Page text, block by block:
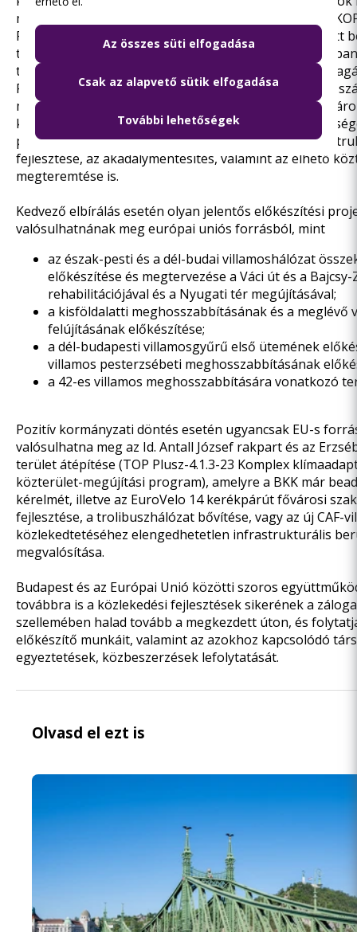
mellett, ezért közösen készítette elő a TOP Plusz, az
RRF-pályázatokhoz a szakmai tartalmat, illetve nyújtott
támogatási kérelmeket. Ezek elbírálása még
támogatási szerződések megkötése egyelőre várat
Pedig ezekben – az előző ciklushoz hasonlóan – nagy
meg a Budapesti Mobilitási Tervben (BMT) is
közlekedés- és városfejlesztési célok eléréséhez
projektek, és nagy hangsúlyt kap a kerékpáros
fejlesztése, az akadálymentesítés, valamint az élhető
megteremtése is.
Kedvező elbírálás esetén olyan jelentős előkészítési
valósulhatnának meg európai uniós forrásból, mint
az észak-pesti és a dél-budai villamoshálózat
előkészítése és megtervezése a Váci út és a
rehabilitációjával és a Nyugati tér megújításával;
a kisföldalatti meghosszabbításának és a meglévő
felújításának előkészítése;
a dél-budapesti villamosgyűrű első ütemének
villamos pesterzsébeti meghosszabbításának
a 42-es villamos meghosszabbítására vonatkozó
Pozitív kormányzati döntés esetén ugyancsak EU-s
valósulhatna meg az Id. Antall József rakpart és az
terület átépítése (TOP Plusz-4.1.3-23 Komplex
közterület-megújítási program), amelyre a BKK már
kérelmét, illetve az EuroVelo 14 kerékpárút fővárosi
fejlesztése, a trolibuszhálózat bővítése, vagy az új CAF-
közlekedtetéséhez elengedhetetlen infrastrukturális
megvalósítása.
Budapest és az Európai Unió közötti szoros
továbbra is a közlekedési fejlesztések sikerének a
szellemében halad tovább a megkezdett úton, és
előkészítő munkáit, valamint az azokhoz kapcsolódó
egyeztetések, közbeszerzések lefolytatását.
Olvasd el ezt is
Az összes süti elfogadása
Csak az alapvető sütik elfogadása
További lehetőségek